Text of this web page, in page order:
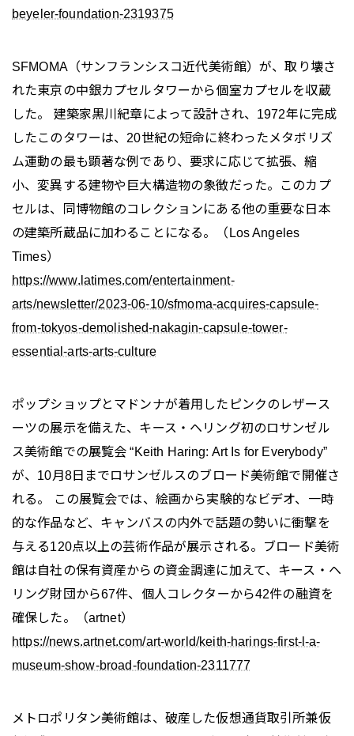
beyeler-foundation-2319375
SFMOMA（サンフランシスコ近代美術館）が、取り壊さ
れた東京の中銀カプセルタワーから個室カプセルを収蔵
した。 建築家黒川紀章によって設計され、1972年に完成
したこのタワーは、20世紀の短命に終わったメタボリズ
ム運動の最も顕著な例であり、要求に応じて拡張、縮
小、変異する建物や巨大構造物の象徴だった。このカプ
セルは、同博物館のコレクションにある他の重要な日本
の建築所蔵品に加わることになる。（Los Angeles
Times）
https://www.latimes.com/entertainment-
arts/newsletter/2023-06-10/sfmoma-acquires-capsule-
from-tokyos-demolished-nakagin-capsule-tower-
essential-arts-arts-culture
ポップショップとマドンナが着用したピンクのレザース
ーツの展示を備えた、キース・ヘリング初のロサンゼル
ス美術館での展覧会 “Keith Haring: Art Is for Everybody”
が、10月8日までロサンゼルスのブロード美術館で開催さ
れる。 この展覧会では、絵画から実験的なビデオ、一時
的な作品など、キャンバスの内外で話題の勢いに衝撃を
与える120点以上の芸術作品が展示される。ブロード美術
館は自社の保有資産からの資金調達に加えて、キース・ヘ
リング財団から67件、個人コレクターから42件の融資を
確保した。（artnet）
https://news.artnet.com/art-world/keith-harings-first-l-a-
museum-show-broad-foundation-2311777
メトロポリタン美術館は、破産した仮想通貨取引所兼仮